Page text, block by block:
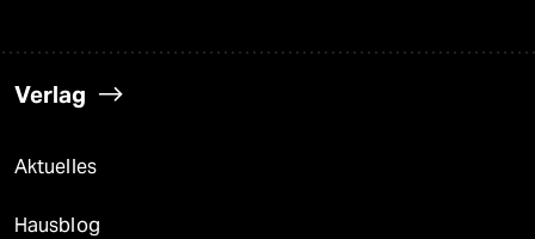
Verlag
Aktuelles
Hausblog